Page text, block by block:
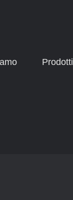
Prodotti